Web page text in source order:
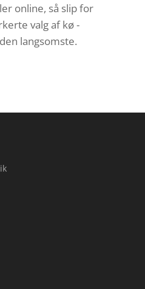
online, så slip for
valg af kø -
langsomste.